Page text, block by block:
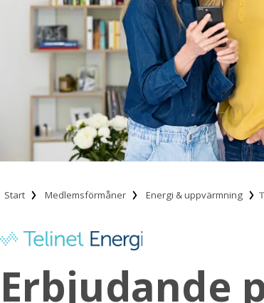
Start Medlemsförmåner Energi & uppvärmning
Erbjudande